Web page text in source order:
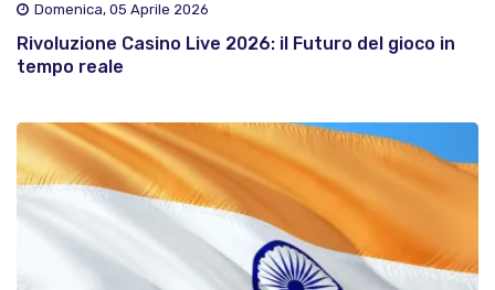
Domenica, 05 Aprile 2026
Rivoluzione Casino Live 2026: il Futuro del gioco in
tempo reale